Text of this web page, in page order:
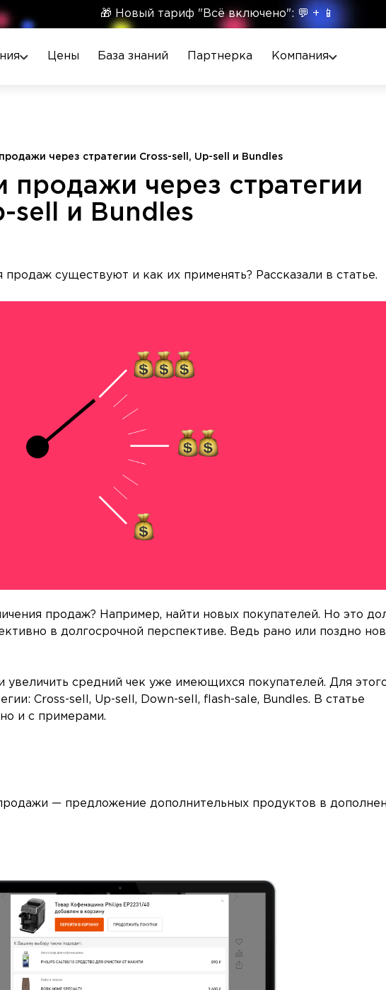
🎁 Новый тариф "Всё включено": 💬 + 📱
Цены База знаний Партнерка Компания
через стратегии Cross-sell, Up-sell и Bundles
продажи через стратегии
sell и Bundles
продаж существуют и как их применять? Рассказали в статье.
продаж? Например, найти новых покупателей. Но это
в долгосрочной перспективе. Ведь рано или поздно
увеличить средний чек уже имеющихся покупателей. Для
Cross-sell, Up-sell, Down-sell, flash-sale, Bundles. В статье
и с примерами.
— предложение дополнительных продуктов в